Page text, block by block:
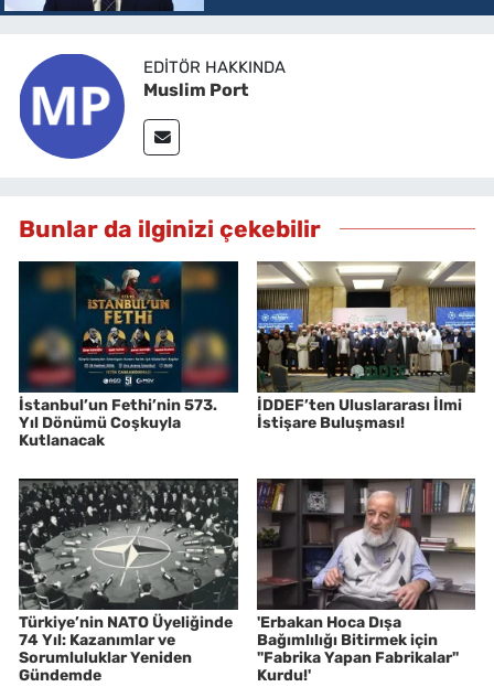
EDITÖR HAKKINDA
Muslim Port
Bunlar da ilginizi çekebilir
İstanbul’un Fethi’nin 573.
Yıl Dönümü Coşkuyla
Kutlanacak
İDDEF’ten Uluslararası İlmi
İstişare Buluşması!
Türkiye’nin NATO Üyeliğinde
74 Yıl: Kazanımlar ve
Sorumluluklar Yeniden
Gündemde
'Erbakan Hoca Dışa
Bağımlılığı Bitirmek için
"Fabrika Yapan Fabrikalar"
Kurdu!'